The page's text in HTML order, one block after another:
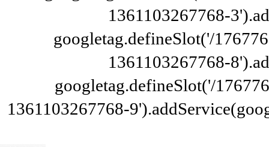
1361103267768-
googletag.defineSlot('/
1361103267768-
googletag.defineSlot('/
1361103267768-